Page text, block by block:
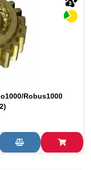
Robus1000